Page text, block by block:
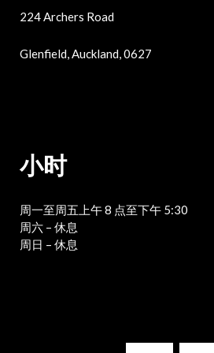
224 Archers Road
Glenfield, Auckland, 0627
小时
周一至周五上午 8 点至下午 5:30
周六 – 休息
周日 – 休息